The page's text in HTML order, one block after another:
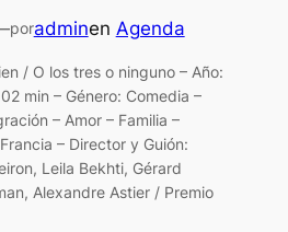
poradminen Agenda
/ O los tres o ninguno – Año:
min – Género: Comedia –
– Amor – Familia –
– Director y Guión:
Leila Bekhti, Gérard
Alexandre Astier / Premio